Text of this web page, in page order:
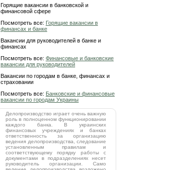
Горящие вакансии в банковской и
финансовой сфере
Посмотреть все: Горящие вакансии в
финансах и банке
Вакансии для руководителей в банке и
финансах
Посмотреть все: Финансовые и банковские
вакансии для руководителей
Вакансии по городам в банке, финансах и
страховании
Посмотреть все: Банковские и финансовые
вакансии по городам Украины
Делопроизводство играет очень важную
роль в полноценном функционировании
каждого банка. В украинских
финансовых учреждениях и банках
ответственность за организацию
ведения делопроизводства, следование
установленным правилам и
соответствующему порядку работы с
документами в подразделениях несет
руководитель организации. Само